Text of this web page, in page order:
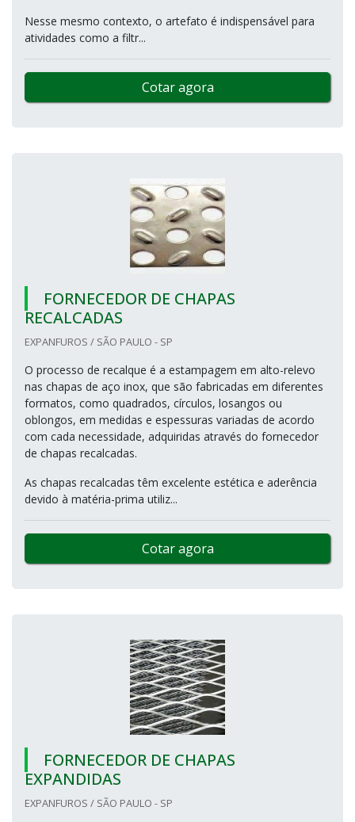
Nesse mesmo contexto, o artefato é indispensável para
atividades como a filtr...
Cotar agora
FORNECEDOR DE CHAPAS
RECALCADAS
EXPANFUROS / SÃO PAULO - SP
O processo de recalque é a estampagem em alto-relevo
nas chapas de aço inox, que são fabricadas em diferentes
formatos, como quadrados, círculos, losangos ou
oblongos, em medidas e espessuras variadas de acordo
com cada necessidade, adquiridas através do fornecedor
de chapas recalcadas.
As chapas recalcadas têm excelente estética e aderência
devido à matéria-prima utiliz...
Cotar agora
FORNECEDOR DE CHAPAS
EXPANDIDAS
EXPANFUROS / SÃO PAULO - SP